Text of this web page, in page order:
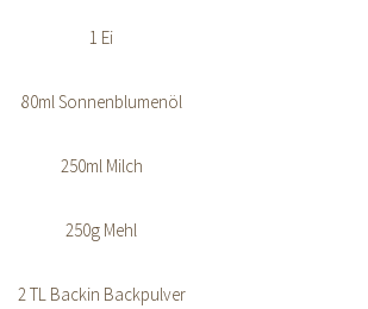
1 Ei
80ml Sonnenblumenöl
250ml Milch
250g Mehl
2 TL Backin Backpulver